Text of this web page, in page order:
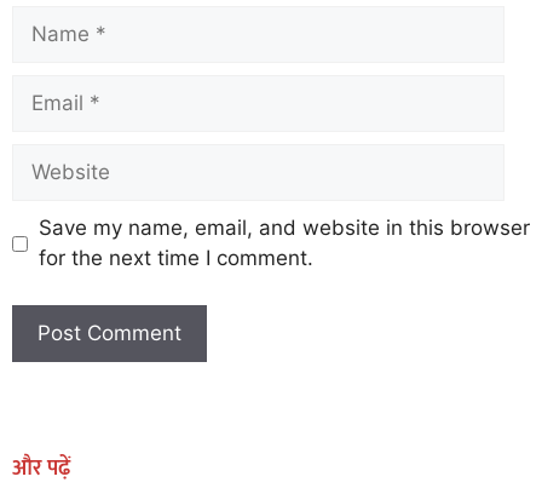
Save my name, email, and website in this browser
for the next time I comment.
और पढ़ें